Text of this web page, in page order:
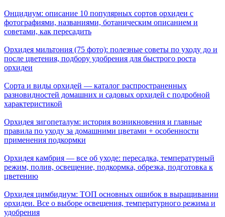
Онцидиум: описание 10 популярных сортов орхидеи с
фотографиями, названиями, ботаническим описанием и
советами, как пересадить
Орхидея мильтония (75 фото): полезные советы по уходу до и
после цветения, подбору удобрения для быстрого роста
орхидеи
Сорта и виды орхидей — каталог распространенных
разновидностей домашних и садовых орхидей с подробной
характеристикой
Орхидея зигопеталум: история возникновения и главные
правила по уходу за домашними цветами + особенности
применения подкормки
Орхидея камбрия — все об уходе: пересадка, температурный
режим, полив, освещение, подкормка, обрезка, подготовка к
цветению
Орхидея цимбидиум: ТОП основных ошибок в выращивании
орхидеи. Все о выборе освещения, температурного режима и
удобрения